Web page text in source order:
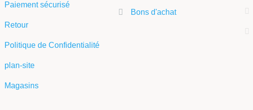
Paiement sécurisé
Retour
Politique de Confidentialité
plan-site
Magasins
Bons d'achat